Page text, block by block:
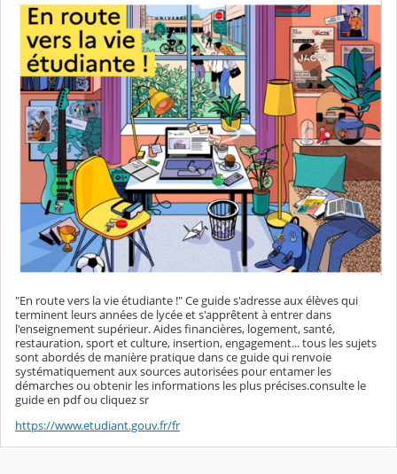
"En route vers la vie étudiante !" Ce guide s'adresse aux élèves qui
terminent leurs années de lycée et s'apprêtent à entrer dans
l'enseignement supérieur. Aides financières, logement, santé,
restauration, sport et culture, insertion, engagement... tous les sujets
sont abordés de manière pratique dans ce guide qui renvoie
systématiquement aux sources autorisées pour entamer les
démarches ou obtenir les informations les plus précises.consulte le
guide en pdf ou cliquez sr
https://www.etudiant.gouv.fr/fr